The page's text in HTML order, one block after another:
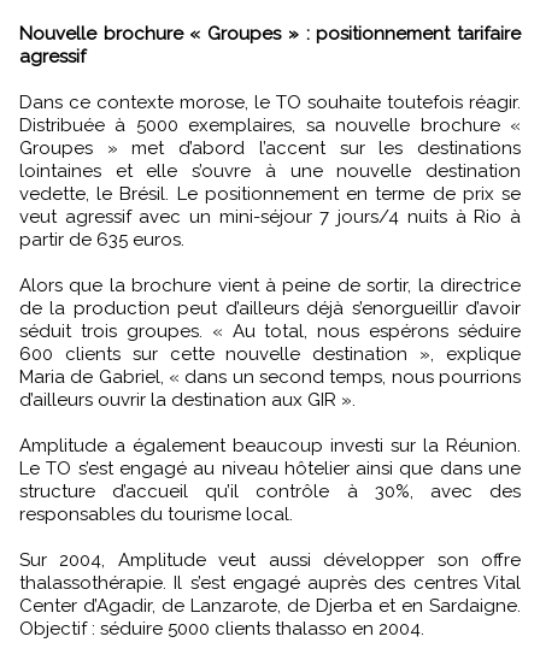
Nouvelle brochure « Groupes » : positionnement tarifaire
agressif
Dans ce contexte morose, le TO souhaite toutefois réagir.
Distribuée à 5000 exemplaires, sa nouvelle brochure «
Groupes » met d’abord l’accent sur les destinations
lointaines et elle s’ouvre à une nouvelle destination
vedette, le Brésil. Le positionnement en terme de prix se
veut agressif avec un mini-séjour 7 jours/4 nuits à Rio à
partir de 635 euros.
Alors que la brochure vient à peine de sortir, la directrice
de la production peut d’ailleurs déjà s’enorgueillir d’avoir
séduit trois groupes. « Au total, nous espérons séduire
600 clients sur cette nouvelle destination », explique
Maria de Gabriel, « dans un second temps, nous pourrions
d’ailleurs ouvrir la destination aux GIR ».
Amplitude a également beaucoup investi sur la Réunion.
Le TO s’est engagé au niveau hôtelier ainsi que dans une
structure d’accueil qu’il contrôle à 30%, avec des
responsables du tourisme local.
Sur 2004, Amplitude veut aussi développer son offre
thalassothérapie. Il s’est engagé auprès des centres Vital
Center d’Agadir, de Lanzarote, de Djerba et en Sardaigne.
Objectif : séduire 5000 clients thalasso en 2004.